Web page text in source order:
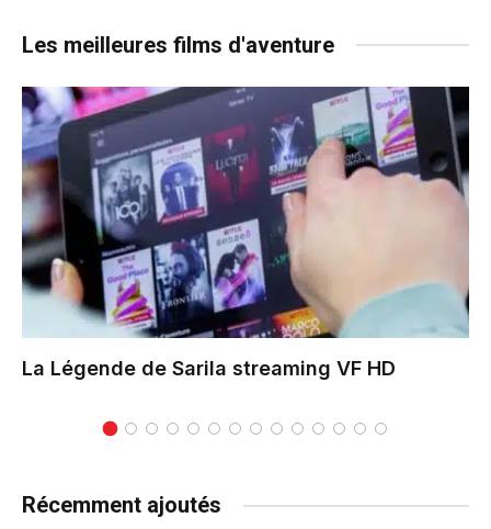
Les meilleures films d'aventure
La Légende de Sarila streaming VF HD
Récemment ajoutés